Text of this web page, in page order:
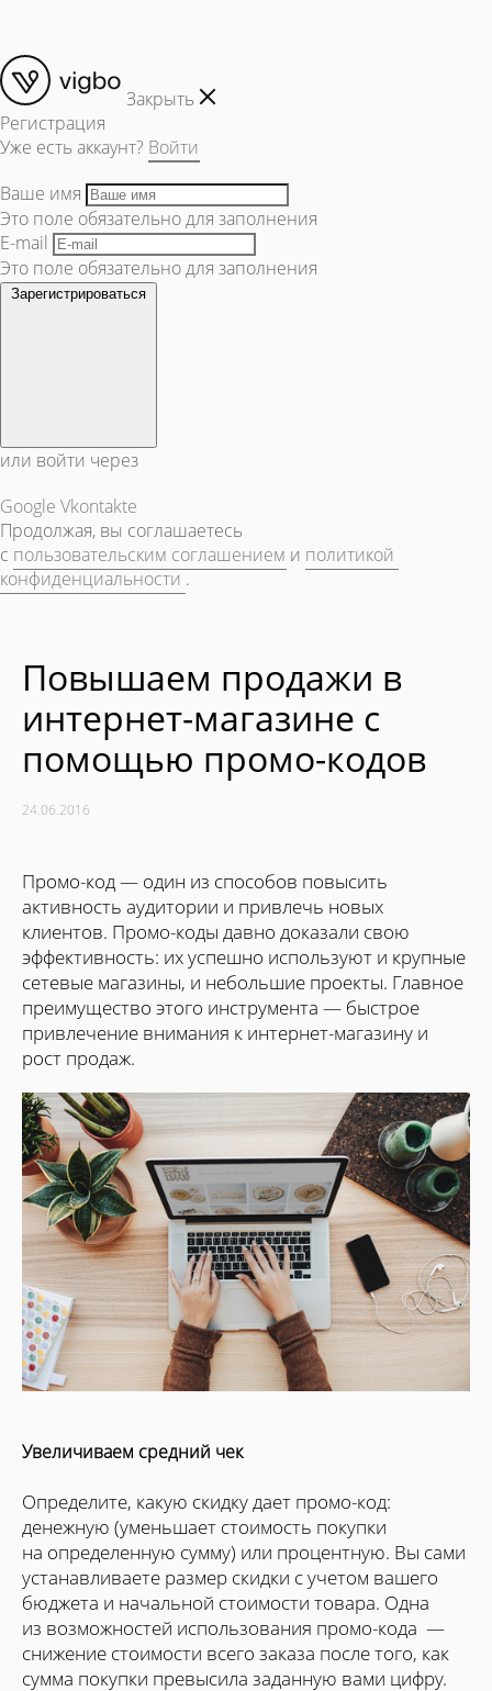
Закрыть
Регистрация
Уже есть аккаунт? Войти
Ваше имя
Это поле обязательно для заполнения
E-mail
Это поле обязательно для заполнения
Зарегистрироваться
или войти через
Google Vkontakte
Продолжая, вы соглашаетесь
с пользовательским соглашением и политикой
конфиденциальности .
Повышаем продажи в
интернет-магазине с
помощью промо-кодов
24.06.2016
Промо-код — один из способов повысить
активность аудитории и привлечь новых
клиентов. Промо-коды давно доказали свою
эффективность: их успешно используют и крупные
сетевые магазины, и небольшие проекты. Главное
преимущество этого инструмента — быстрое
привлечение внимания к интернет-магазину и
рост продаж.
Увеличиваем средний чек
Определите, какую скидку дает промо-код:
денежную (уменьшает стоимость покупки
на определенную сумму) или процентную. Вы сами
устанавливаете размер скидки с учетом вашего
бюджета и начальной стоимости товара. Одна
из возможностей использования промо-кода —
снижение стоимости всего заказа после того, как
сумма покупки превысила заданную вами цифру.